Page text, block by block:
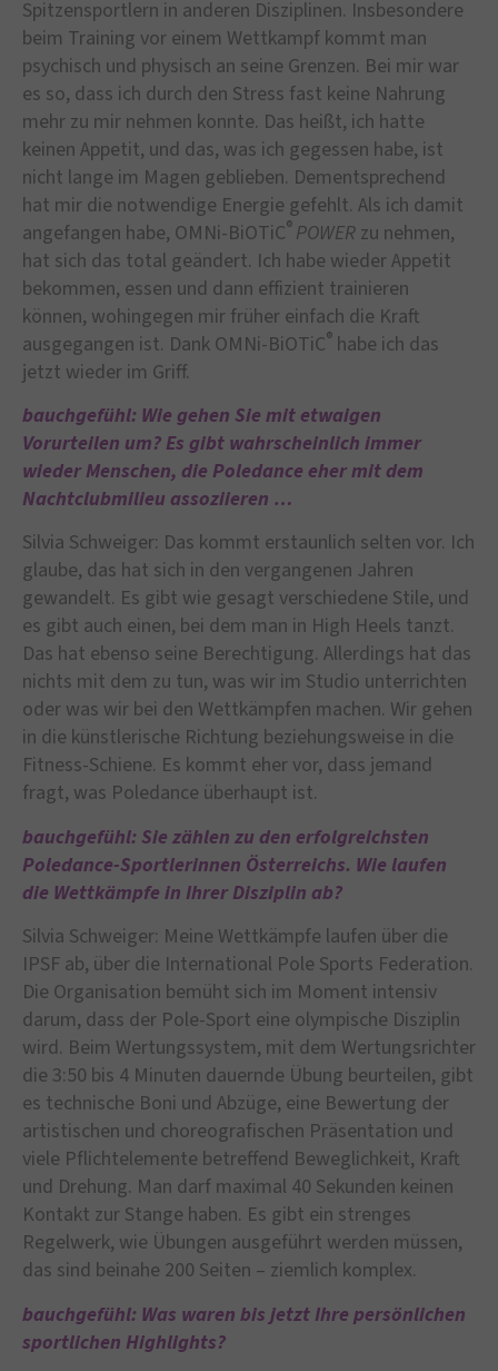
Spitzensportlern in anderen Disziplinen. Insbesondere
beim Training vor einem Wettkampf kommt man
psychisch und physisch an seine Grenzen. Bei mir war
es so, dass ich durch den Stress fast keine Nahrung
mehr zu mir nehmen konnte. Das heißt, ich hatte
keinen Appetit, und das, was ich gegessen habe, ist
nicht lange im Magen geblieben. Dementsprechend
hat mir die notwendige Energie gefehlt. Als ich damit
angefangen habe, OMNi-BiOTiC® POWER zu nehmen,
hat sich das total geändert. Ich habe wieder Appetit
bekommen, essen und dann effizient trainieren
können, wohingegen mir früher einfach die Kraft
ausgegangen ist. Dank OMNi-BiOTiC® habe ich das
jetzt wieder im Griff.
bauchgefühl: Wie gehen Sie mit etwaigen
Vorurteilen um? Es gibt wahrscheinlich immer
wieder Menschen, die Poledance eher mit dem
Nachtclubmilieu assoziieren …
Silvia Schweiger: Das kommt erstaunlich selten vor. Ich
glaube, das hat sich in den vergangenen Jahren
gewandelt. Es gibt wie gesagt verschiedene Stile, und
es gibt auch einen, bei dem man in High Heels tanzt.
Das hat ebenso seine Berechtigung. Allerdings hat das
nichts mit dem zu tun, was wir im Studio unterrichten
oder was wir bei den Wettkämpfen machen. Wir gehen
in die künstlerische Richtung beziehungsweise in die
Fitness-Schiene. Es kommt eher vor, dass jemand
fragt, was Poledance überhaupt ist.
bauchgefühl: Sie zählen zu den erfolgreichsten
Poledance-Sportlerinnen Österreichs. Wie laufen
die Wettkämpfe in Ihrer Disziplin ab?
Silvia Schweiger: Meine Wettkämpfe laufen über die
IPSF ab, über die International Pole Sports Federation.
Die Organisation bemüht sich im Moment intensiv
darum, dass der Pole-Sport eine olympische Disziplin
wird. Beim Wertungssystem, mit dem Wertungsrichter
die 3:50 bis 4 Minuten dauernde Übung beurteilen, gibt
es technische Boni und Abzüge, eine Bewertung der
artistischen und choreografischen Präsentation und
viele Pflichtelemente betreffend Beweglichkeit, Kraft
und Drehung. Man darf maximal 40 Sekunden keinen
Kontakt zur Stange haben. Es gibt ein strenges
Regelwerk, wie Übungen ausgeführt werden müssen,
das sind beinahe 200 Seiten – ziemlich komplex.
bauchgefühl: Was waren bis jetzt Ihre persönlichen
sportlichen Highlights?